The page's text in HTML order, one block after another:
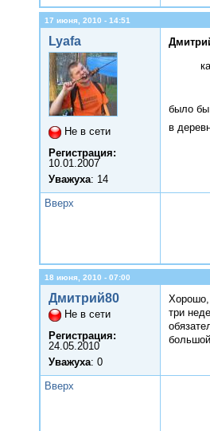
17 июня, 2010 - 14:51
Lyafa
Не в сети
Регистрация:
10.01.2007
Уважуха: 14
было бы
в
Вверх
18 июня, 2010 - 07:00
Дмитрий80
Не в сети
Регистрация:
24.05.2010
Уважуха: 0
Хорошо,
три
Вверх